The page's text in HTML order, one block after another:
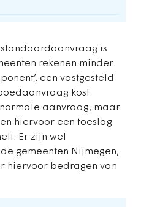
is
rekenen minder.
een vastgesteld
kost
aanvraag, maar
hiervoor een toeslag
Er zijn wel
gemeenten Nijmegen,
hiervoor bedragen van